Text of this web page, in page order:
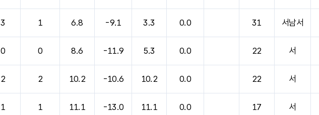
3 1 6.8 -9.1 3.3 0.0 31 서남서
0 0 8.6 -11.9 5.3 0.0 22 서
2 2 10.2 -10.6 10.2 0.0 22 서
1 1 11.1 -13.0 11.1 0.0 17 서